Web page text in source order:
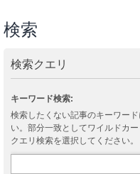
検索
検索クエリ
キーワード検索:
検索したくない記事のキーワード
い。部分一致としてワイルドカ
クエリ検索を選択してください。